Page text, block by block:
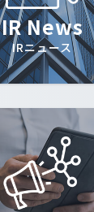
IR News
IRニュース